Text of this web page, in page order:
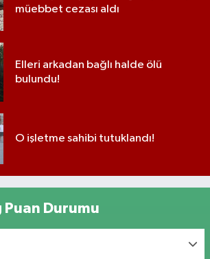
müebbet cezası aldı
Elleri arkadan bağlı halde ölü
bulundu!
O işletme sahibi tutuklandı!
Puan Durumu